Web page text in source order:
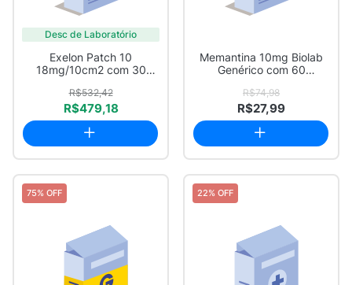
Desc de Laboratório
Exelon Patch 10
18mg/10cm2 com 30
R$532,42
R$479,18
Memantina 10mg Biolab
Genérico com 60
R$74,98
R$27,99
75% OFF 22% OFF